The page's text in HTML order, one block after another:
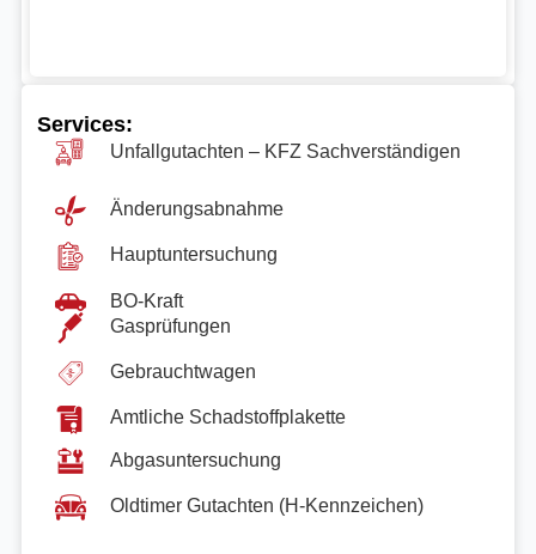
Services:
Unfallgutachten – KFZ Sachverständigen
Änderungsabnahme
Hauptuntersuchung
BO-Kraft
Gasprüfungen
Gebrauchtwagen
Amtliche Schadstoffplakette
Abgasuntersuchung
Oldtimer Gutachten (H-Kennzeichen)